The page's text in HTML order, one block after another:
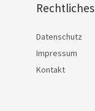
Rechtliches
Datenschutz
Impressum
Kontakt